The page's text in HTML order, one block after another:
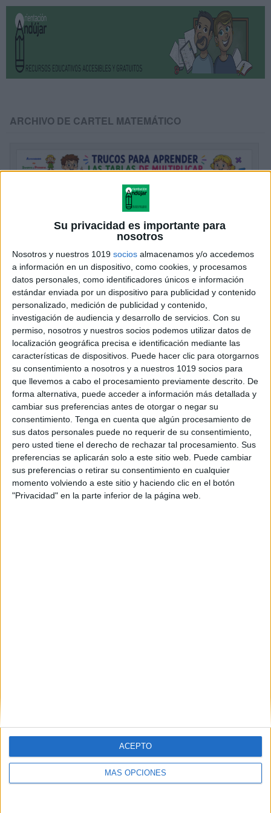
Su privacidad es importante para
nosotros
Nosotros y nuestros 1019 socios almacenamos y/o accedemos
a información en un dispositivo, como cookies, y procesamos
datos personales, como identificadores únicos e información
estándar enviada por un dispositivo para publicidad y contenido
personalizado, medición de publicidad y contenido,
investigación de audiencia y desarrollo de servicios. Con su
permiso, nosotros y nuestros socios podemos utilizar datos de
localización geográfica precisa e identificación mediante las
características de dispositivos. Puede hacer clic para otorgarnos
su consentimiento a nosotros y a nuestros 1019 socios para
que llevemos a cabo el procesamiento previamente descrito. De
forma alternativa, puede acceder a información más detallada y
cambiar sus preferencias antes de otorgar o negar su
consentimiento. Tenga en cuenta que algún procesamiento de
sus datos personales puede no requerir de su consentimiento,
pero usted tiene el derecho de rechazar tal procesamiento. Sus
preferencias se aplicarán solo a este sitio web. Puede cambiar
sus preferencias o retirar su consentimiento en cualquier
momento volviendo a este sitio y haciendo clic en el botón
"Privacidad" en la parte inferior de la página web.
MÁS OPCIONES
ACEPTO
ARCHIVO DE CARTEL MATEMÁTICO
Trucazos para aprender las tablas en un
periquete
Publicado el 2 junio, 2026
Aprender las tablas de multiplicar puede parecer un
reto… ¡pero con estos trucazos se convierte en un
juego! Este recopilatorio reúne estrategias visuales,
juegos y recursos manipulativos para que los […]
SEGUIR LEYENDO
Suscribir